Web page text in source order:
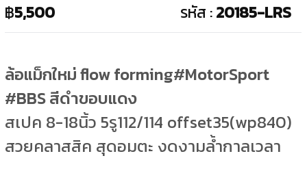
฿5,500 รหัส :20185-LRS
ล้อแม็กใหม่ flow forming#MotorSport
#BBS สีดำขอบแดง
สเปค 8-18นิ้ว 5รู112/114 offset35(wp840)
สวยคลาสสิค สุดอมตะ งดงามล้ำกาลเวลา